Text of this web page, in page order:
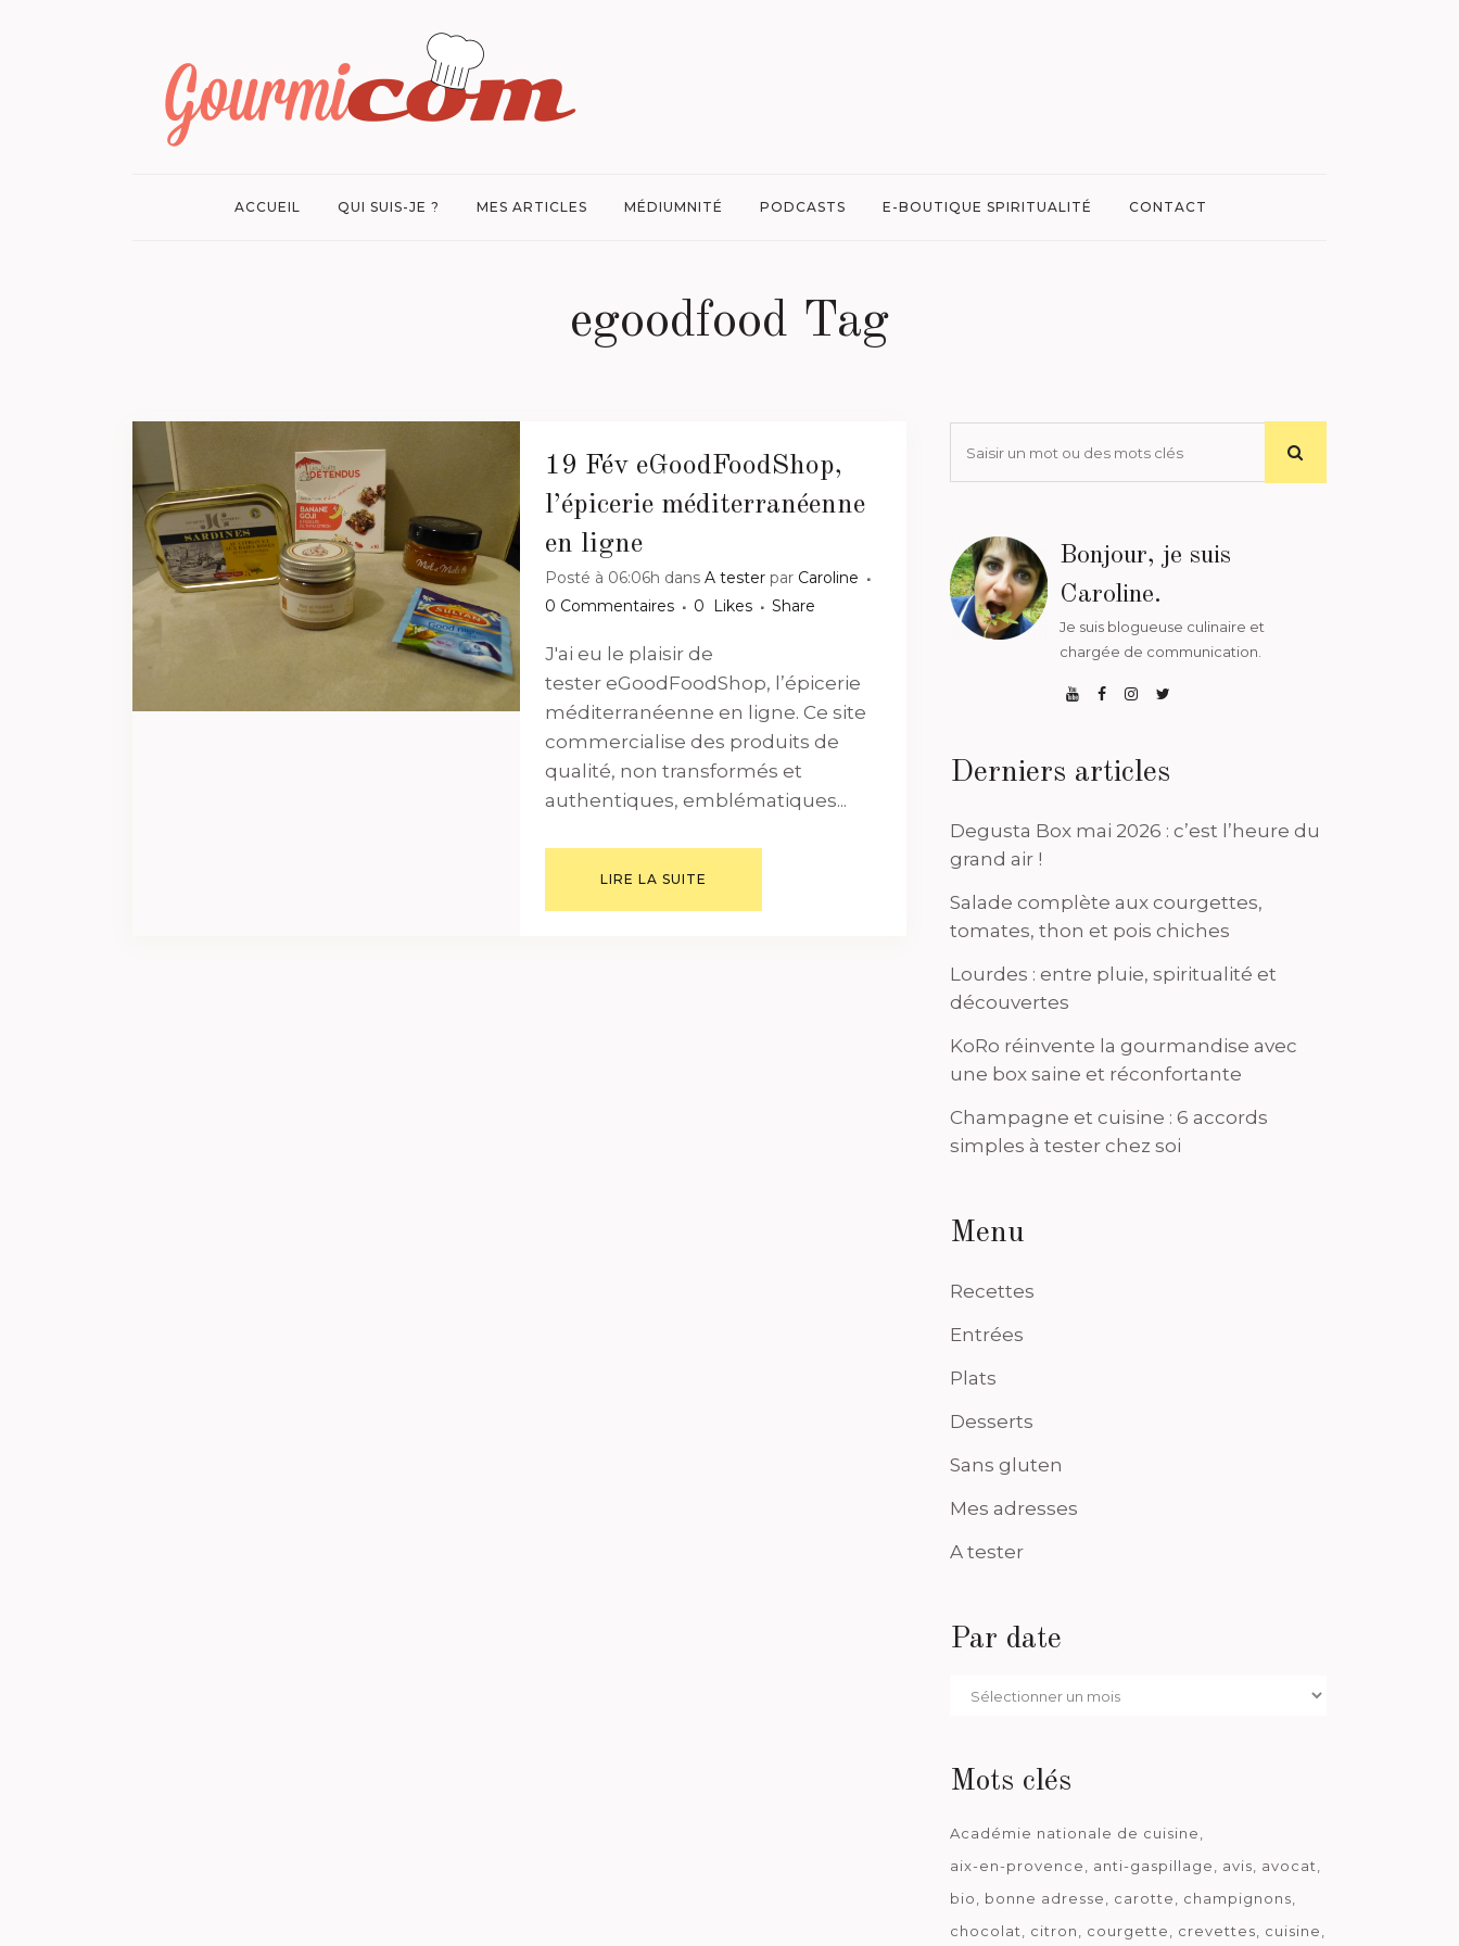
ACCUEIL QUI SUIS-JE ? MES ARTICLES MÉDIUMNITÉ PODCASTS E-BOUTIQUE SPIRITUALITÉ CONTACT
egoodfood Tag
19 Fév eGoodFoodShop,
l’épicerie méditerranéenne
en ligne
Posté à 06:06h dans A tester par Caroline
0 Commentaires
0 Likes Share
J'ai eu le plaisir de
tester eGoodFoodShop, l’épicerie
méditerranéenne en ligne. Ce site
commercialise des produits de
qualité, non transformés et
authentiques, emblématiques...
LIRE LA SUITE
Bonjour, je suis
Caroline.
Je suis blogueuse culinaire et
chargée de communication.
Derniers articles
Degusta Box mai 2026 : c’est l’heure du
grand air !
Salade complète aux courgettes,
tomates, thon et pois chiches
Lourdes : entre pluie, spiritualité et
découvertes
KoRo réinvente la gourmandise avec
une box saine et réconfortante
Champagne et cuisine : 6 accords
simples à tester chez soi
Menu
Recettes
Entrées
Plats
Desserts
Sans gluten
Mes adresses
A tester
Par date
Par
Mots clés
Académie nationale de cuisine
aix-en-provence
anti-gaspillage avis
avocat
bio
bonne adresse carotte
champignons
chocolat
citron courgette crevettes
cuisine